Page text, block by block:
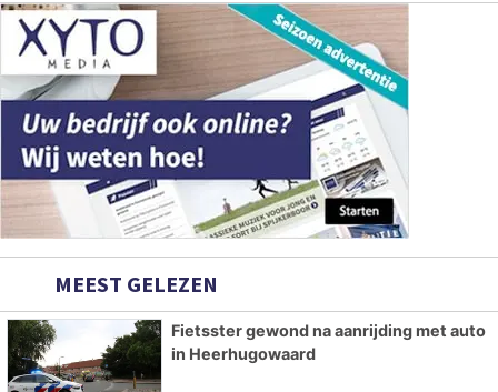
MEEST GELEZEN
Fietsster gewond na aanrijding met auto
in Heerhugowaard